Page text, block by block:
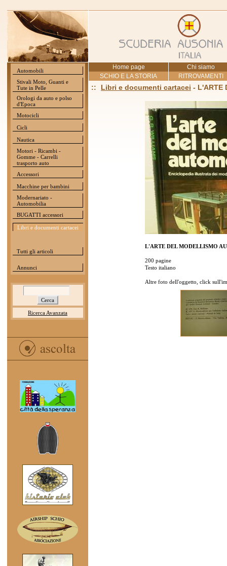
Automobili
Stivali Moto, Guanti e
Tute in Pelle
Orologi da auto e polso
d'Epoca
Motocicli
Cicli
Nautica
Motori - Ricambi -
Gomme - Carrelli
trasporto auto
Accessori
Macchine per bambini
Modernariato -
Automobilia
BUGATTI accessori
Libri e documenti cartacei
Tutti gli articoli
Annunci
Ricerca Avanzata
Home page
Chi siamo
SCHIO E LA STORIA
RITROVAMENTI
:: Libri e documenti cartacei - L'ARTE
L'ARTE DEL MODELLISMO
200 pagine
Testo italiano
Altre foto dell'oggetto, click